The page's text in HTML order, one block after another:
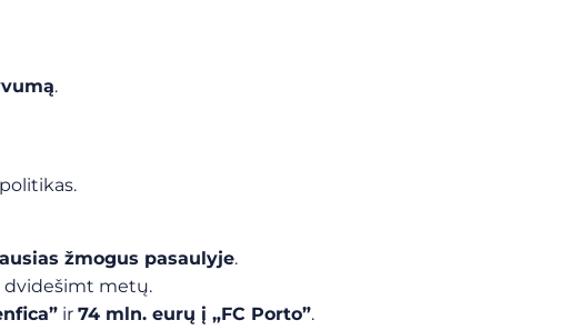
.
žmogus pasaulyje.
dvidešimt metų.
ir 74 mln. eurų į „FC Porto”.